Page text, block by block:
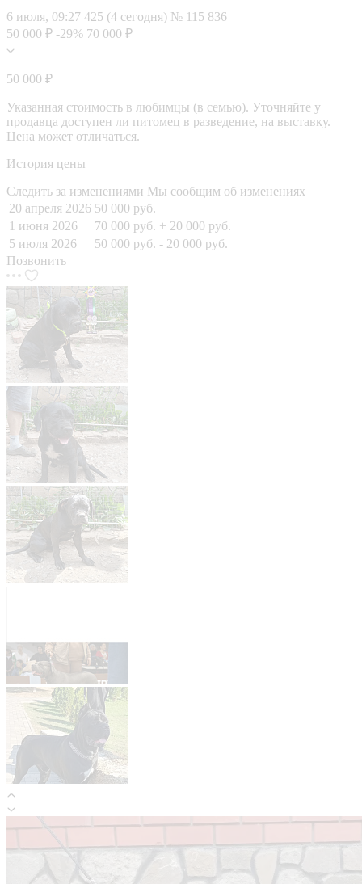
6 июля, 09:27 425 (4 сегодня) № 115 836
50 000 ₽ -29% 70 000 ₽
50 000 ₽
Указанная стоимость в любимцы (в семью). Уточняйте у
продавца доступен ли питомец в разведение, на выставку.
Цена может отличаться.
История цены
Следить за изменениями Мы сообщим об изменениях
20 апреля 2026 50 000 руб.
1 июня 2026
70 000 руб. + 20 000 руб.
5 июля 2026
50 000 руб. - 20 000 руб.
Позвонить